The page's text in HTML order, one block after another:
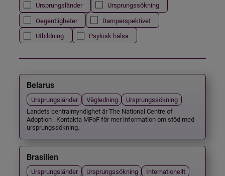
Ursprungsländer
Ursprungssökning
Oegentligheter
Barnperspektivet
Utbildning
Psykisk hälsa
Belarus
Ursprungsländer Vägledning
Ursprungssökning
Landets centralmyndighet är The National Centre of
Adoption . Kontakta MFoF för mer information om stöd med
ursprungssökning.
Brasilien
Ursprungsländer Ursprungssökning
Internationellt